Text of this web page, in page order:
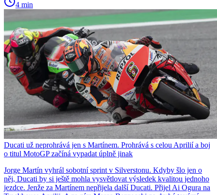
4 min
Ducati už neprohrává jen s Martínem. Prohrává s celou Aprilií a boj
o titul MotoGP začíná vypadat úplně jinak
Jorge Martín vyhrál sobotní sprint v Silverstonu. Kdyby šlo jen o
něj, Ducati by si ještě mohla vysvětlovat výsledek kvalitou jednoho
jezdce. Jenže za Martínem nepřijela další Ducati. Přijel Ai Ogura na